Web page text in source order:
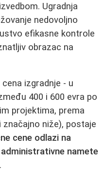
Ugradnja
nedovoljno
efikasne kontrole
obrazac na
izgradnje - u
400 i 600 evra po
projektima, prema
niže), postaje
cene odlazi na
namete
.